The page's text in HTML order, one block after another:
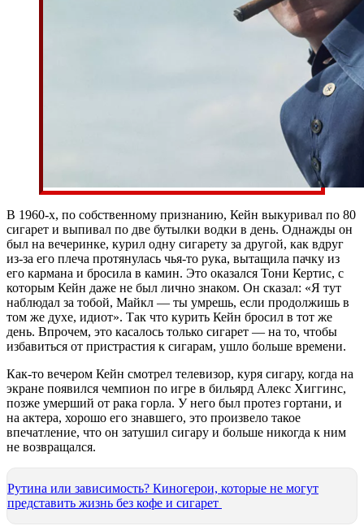
В 1960-х, по собственному признанию, Кейн выкуривал по 80
сигарет и выпивал по две бутылки водки в день. Однажды он
был на вечеринке, курил одну сигарету за другой, как вдруг
из-за его плеча протянулась чья-то рука, вытащила пачку из
его кармана и бросила в камин. Это оказался Тони Кертис, с
которым Кейн даже не был лично знаком. Он сказал: «Я тут
наблюдал за тобой, Майкл — ты умрешь, если продолжишь в
том же духе, идиот». Так что курить Кейн бросил в тот же
день. Впрочем, это касалось только сигарет — на то, чтобы
избавиться от пристрастия к сигарам, ушло больше времени.
Как-то вечером Кейн смотрел телевизор, куря сигару, когда на
экране появился чемпион по игре в бильярд Алекс Хиггинс,
позже умерший от рака горла. У него был протез гортани, и
на актера, хорошо его знавшего, это произвело такое
впечатление, что он затушил сигару и больше никогда к ним
не возвращался.
Рутина или зависимость? Киногерои, которые не могут
представить жизнь без кофе и сигарет